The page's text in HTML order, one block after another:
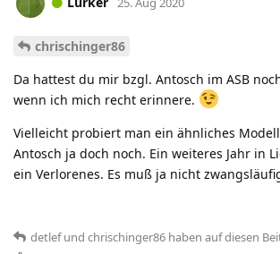
chrischinger86
Da hattest du mir bzgl. Antosch im ASB
wenn ich mich recht erinnere.
Vielleicht probiert man ein ähnliches
Antosch ja doch noch. Ein weiteres Jahr in
ein Verlorenes. Es muß ja nicht
detlefund chrischinger86 haben auf diesen